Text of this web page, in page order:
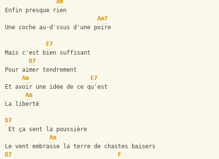
Am
Enfin presque rien
Am7
Une coche au-d'ssus d'une poire
E7
Mais c'est bien suffisant
D7
Pour aimer tendrement
Am
E7
Et avoir une idée de ce qu'est
Am
La liberté
D7
Et ça sent la poussière
Am
Le vent embrasse la terre de chastes baisers
D7
F